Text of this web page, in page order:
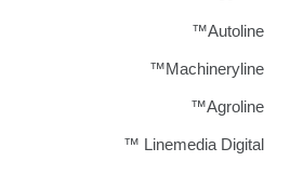
Autoline™
Machineryline™
Agroline™
Linemedia Digital ™